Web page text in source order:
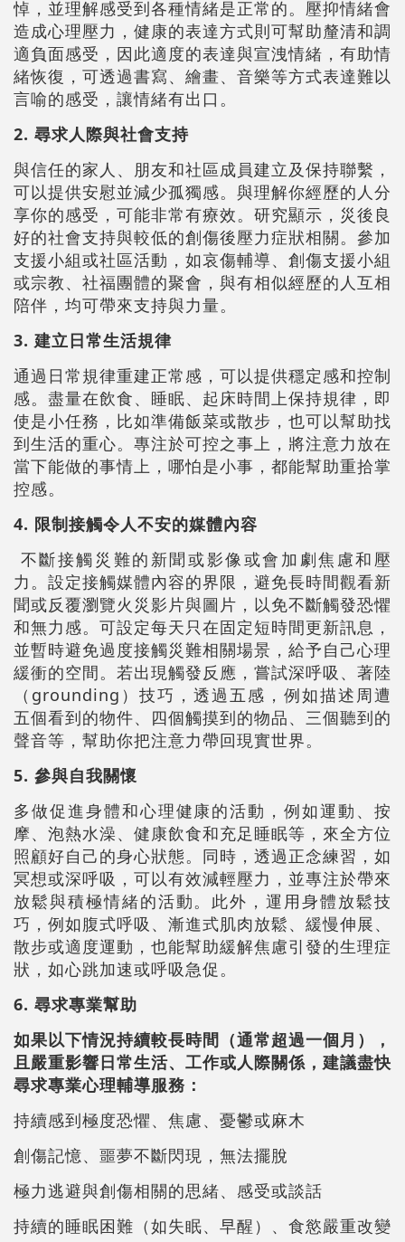
悼，並理解感受到各種情緒是正常的。壓抑情緒會
造成心理壓力，健康的表達方式則可幫助釐清和調
適負面感受，因此適度的表達與宣洩情緒，有助情
緒恢復，可透過書寫、繪畫、音樂等方式表達難以
言喻的感受，讓情緒有出口。
2. 尋求人際與社會支持
與信任的家人、朋友和社區成員建立及保持聯繫，
可以提供安慰並減少孤獨感。與理解你經歷的人分
享你的感受，可能非常有療效。研究顯示，災後良
好的社會支持與較低的創傷後壓力症狀相關。參加
支援小組或社區活動，如哀傷輔導、創傷支援小組
或宗教、社福團體的聚會，與有相似經歷的人互相
陪伴，均可帶來支持與力量。
3. 建立日常生活規律
通過日常規律重建正常感，可以提供穩定感和控制
感。盡量在飲食、睡眠、起床時間上保持規律，即
使是小任務，比如準備飯菜或散步，也可以幫助找
到生活的重心。專注於可控之事上，將注意力放在
當下能做的事情上，哪怕是小事，都能幫助重拾掌
控感。
4. 限制接觸令人不安的媒體內容
不斷接觸災難的新聞或影像或會加劇焦慮和壓
力。設定接觸媒體內容的界限，避免長時間觀看新
聞或反覆瀏覽火災影片與圖片，以免不斷觸發恐懼
和無力感。可設定每天只在固定短時間更新訊息，
並暫時避免過度接觸災難相關場景，給予自己心理
緩衝的空間。若出現觸發反應，嘗試深呼吸、著陸
（grounding）技巧，透過五感，例如描述周遭
五個看到的物件、四個觸摸到的物品、三個聽到的
聲音等，幫助你把注意力帶回現實世界。
5. 參與自我關懷
多做促進身體和心理健康的活動，例如運動、按
摩、泡熱水澡、健康飲食和充足睡眠等，來全方位
照顧好自己的身心狀態。同時，透過正念練習，如
冥想或深呼吸，可以有效減輕壓力，並專注於帶來
放鬆與積極情緒的活動。此外，運用身體放鬆技
巧，例如腹式呼吸、漸進式肌肉放鬆、緩慢伸展、
散步或適度運動，也能幫助緩解焦慮引發的生理症
狀，如心跳加速或呼吸急促。
6. 尋求專業幫助
如果以下情況持續較長時間（通常超過一個月），
且嚴重影響日常生活、工作或人際關係，建議盡快
尋求專業心理輔導服務：
持續感到極度恐懼、焦慮、憂鬱或麻木
創傷記憶、噩夢不斷閃現，無法擺脫
極力逃避與創傷相關的思緒、感受或談話
持續的睡眠困難（如失眠、早醒）、食慾嚴重改變